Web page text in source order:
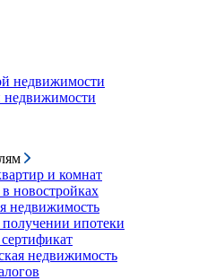
недвижимости
недвижимости
и комнат
новостройках
недвижимость
ипотеки
недвижимость